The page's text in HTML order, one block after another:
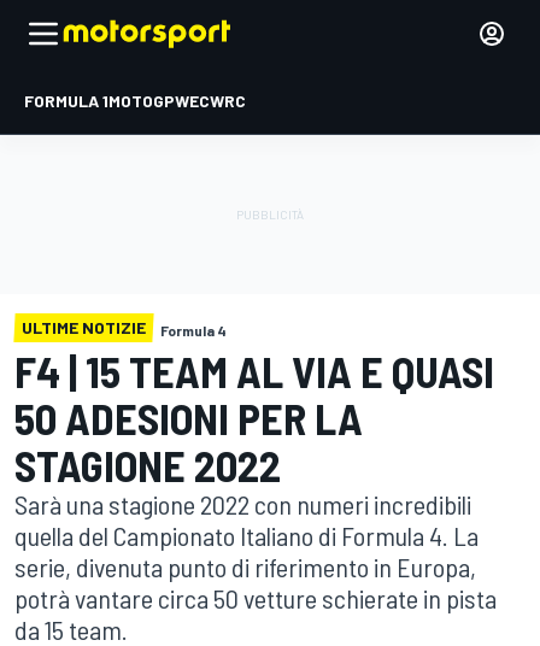
FORMULA 1MOTOGPWECWRC
ULTIME NOTIZIE Formula 4
F4 | 15 TEAM AL VIA E QUASI
50 ADESIONI PER LA
STAGIONE 2022
Sarà una stagione 2022 con numeri incredibili
quella del Campionato Italiano di Formula 4. La
serie, divenuta punto di riferimento in Europa,
potrà vantare circa 50 vetture schierate in pista
da 15 team.